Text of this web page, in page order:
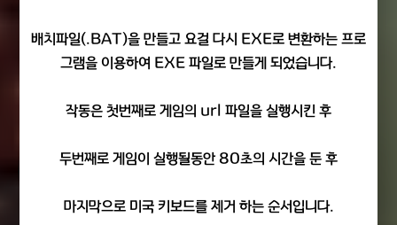
배치파일(.BAT)을 만들고 요걸 다시 EXE로 변환하는 프로
그램을 이용하여 EXE 파일로 만들게 되었습니다.
작동은 첫번째로 게임의 url 파일을 실행시킨 후
두번째로 게임이 실행될동안 80초의 시간을 둔 후
마지막으로 미국 키보드를 제거 하는 순서입니다.